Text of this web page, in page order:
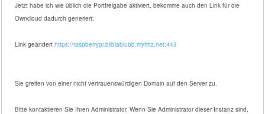
Jetzt habe ich wie üblich die Portfreigabe aktiviert, bekomme auch den Link für die
Owncloud dadurch generiert:
Link geänderthttps://raspberrypi.bliblablubb.myfritz.net:443
Sie greifen von einer nicht vertrauenswürdigen Domain auf den Server zu.
Bitte kontaktieren Sie Ihren Administrator. Wenn Sie Administrator dieser Instanz sind,